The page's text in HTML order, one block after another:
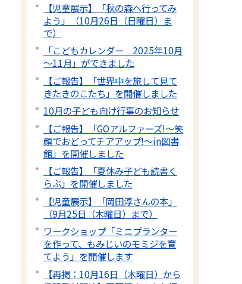
【児童展示】「秋の森へ行ってみ
よう」（10月26日（日曜日）ま
で）
「こどもカレンダー 2025年10月
～11月」ができました
【ご報告】「世界中を旅して見て
きたきのこたち」を開催しました
10月の子ども向け行事のお知らせ
【ご報告】「GOアルファーズ!～笑
顔でおどってチアアップ!～in図書
館」を開催しました
【ご報告】「夏休み子ども読書く
らぶ」を開催しました
【児童展示】「岡田淳さんの本」
（9月25日（木曜日）まで）
ワークショップ「ミニプランター
を作って、もみじいのモミジを育
てよう」を開催します
【再掲：10月16日（木曜日）から